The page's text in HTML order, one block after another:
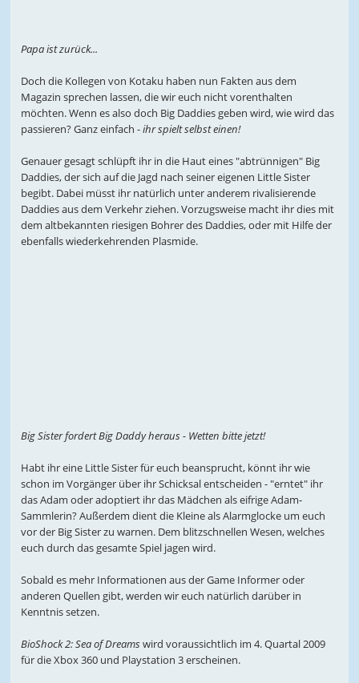
Papa ist zurück...
Doch die Kollegen von Kotaku haben nun Fakten aus dem
Magazin sprechen lassen, die wir euch nicht vorenthalten
möchten. Wenn es also doch Big Daddies geben wird, wie wird das
passieren? Ganz einfach -ihr spielt selbst einen!
Genauer gesagt schlüpft ihr in die Haut eines "abtrünnigen" Big
Daddies, der sich auf die Jagd nach seiner eigenen Little Sister
begibt. Dabei müsst ihr natürlich unter anderem rivalisierende
Daddies aus dem Verkehr ziehen. Vorzugsweise macht ihr dies mit
dem altbekannten riesigen Bohrer des Daddies, oder mit Hilfe der
ebenfalls wiederkehrenden Plasmide.
Big Sister fordert Big Daddy heraus - Wetten bitte jetzt!
Habt ihr eine Little Sister für euch beansprucht, könnt ihr wie
schon im Vorgänger über ihr Schicksal entscheiden - "erntet" ihr
das Adam oder adoptiert ihr das Mädchen als eifrige Adam-
Sammlerin? Außerdem dient die Kleine als Alarmglocke um euch
vor der Big Sister zu warnen. Dem blitzschnellen Wesen, welches
euch durch das gesamte Spiel jagen wird.
Sobald es mehr Informationen aus der Game Informer oder
anderen Quellen gibt, werden wir euch natürlich darüber in
Kenntnis setzen.
BioShock 2: Sea of Dreamswird voraussichtlich im 4. Quartal 2009
für die Xbox 360 und Playstation 3 erscheinen.